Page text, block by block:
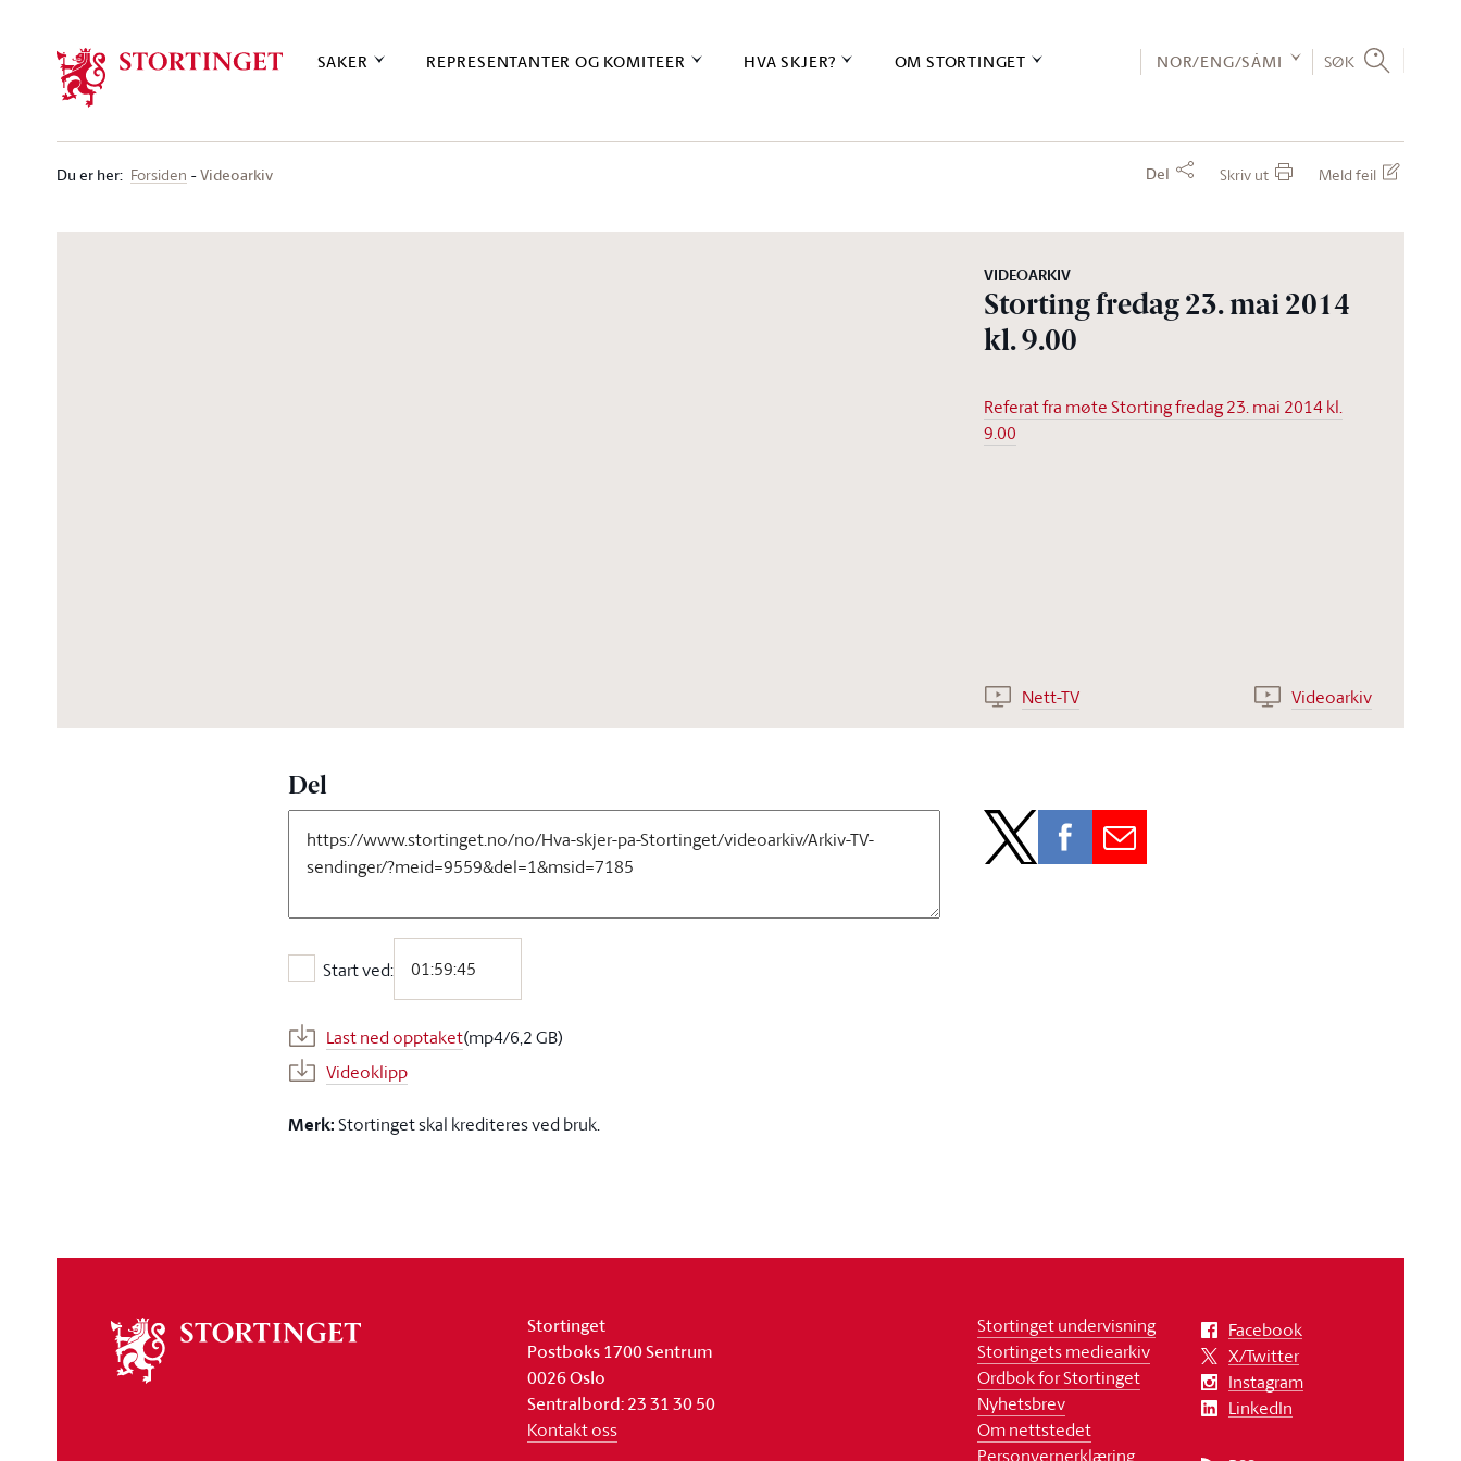
SAKER REPRESENTANTER OG KOMITEER HVA SKJER? OM STORTINGET NOR/ENG/SÁMI SØK
Du er her: Forsiden Videoarkiv Del Skriv ut Meld feil
VIDEOARKIV
Storting fredag 23. mai 2014
kl. 9.00
Referat fra møte Storting fredag 23. mai 2014 kl.
9.00
Nett-TV Videoarkiv
Del
Start ved:
Start ved:
Last ned opptaket(mp4/6,2 GB)
Videoklipp
Merk:Stortinget skal krediteres ved bruk.
stortinget
Stortinget
Postboks 1700 Sentrum
0026 Oslo
Sentralbord: 23 31 30 50
Kontakt oss
Stortinget undervisning
Stortingets mediearkiv
Ordbok for Stortinget
Nyhetsbrev
Om nettstedet
Personvernerklæring
Facebook
X/Twitter
Instagram
LinkedIn